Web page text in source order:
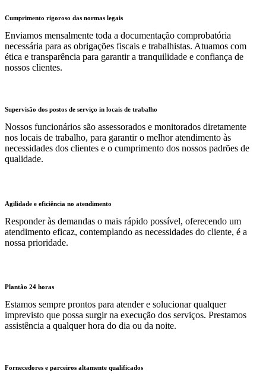
Cumprimento rigoroso das normas legais
Enviamos mensalmente toda a documentação comprobatória
necessária para as obrigações fiscais e trabalhistas. Atuamos com
ética e transparência para garantir a tranquilidade e confiança de
nossos clientes.
Supervisão dos postos de serviço in locais de trabalho
Nossos funcionários são assessorados e monitorados diretamente
nos locais de trabalho, para garantir o melhor atendimento às
necessidades dos clientes e o cumprimento dos nossos padrões de
qualidade.
Agilidade e eficiência no atendimento
Responder às demandas o mais rápido possível, oferecendo um
atendimento eficaz, contemplando as necessidades do cliente, é a
nossa prioridade.
Plantão 24 horas
Estamos sempre prontos para atender e solucionar qualquer
imprevisto que possa surgir na execução dos serviços. Prestamos
assistência a qualquer hora do dia ou da noite.
Fornecedores e parceiros altamente qualificados